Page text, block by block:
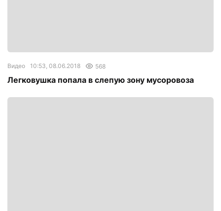
Видео 10:53, 08.06.2018 568
Легковушка попала в слепую зону мусоровоза